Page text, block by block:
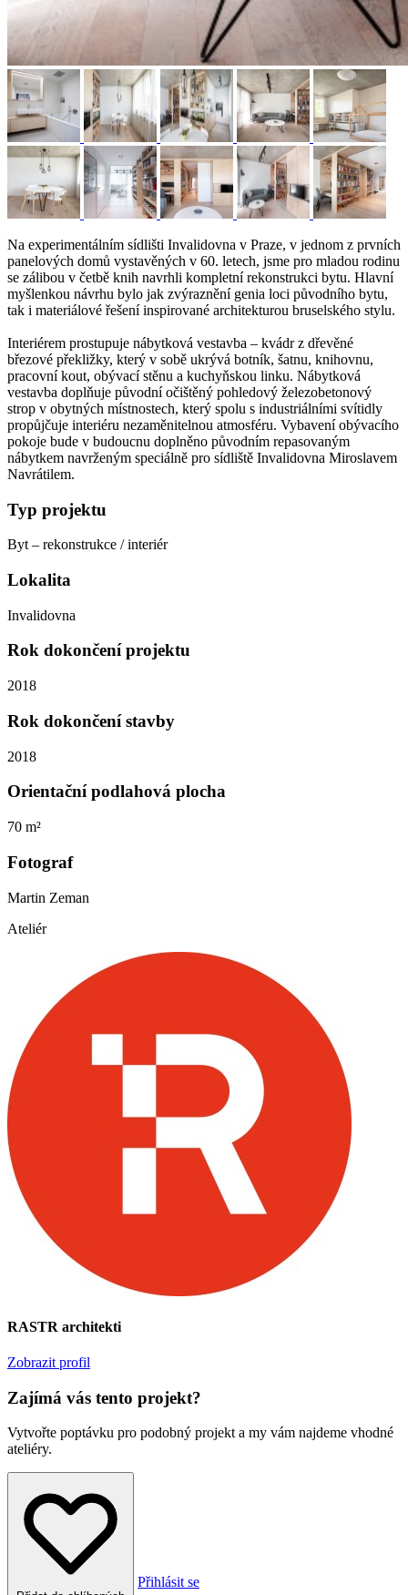
Na experimentálním sídlišti Invalidovna v Praze, v jednom z prvních
panelových domů vystavěných v 60. letech, jsme pro mladou rodinu
se zálibou v četbě knih navrhli kompletní rekonstrukci bytu. Hlavní
myšlenkou návrhu bylo jak zvýraznění genia loci původního bytu,
tak i materiálové řešení inspirované architekturou bruselského stylu.
Interiérem prostupuje nábytková vestavba – kvádr z dřevěné
březové překližky, který v sobě ukrývá botník, šatnu, knihovnu,
pracovní kout, obývací stěnu a kuchyňskou linku. Nábytková
vestavba doplňuje původní očištěný pohledový železobetonový
strop v obytných místnostech, který spolu s industriálními svítidly
propůjčuje interiéru nezaměnitelnou atmosféru. Vybavení obývacího
pokoje bude v budoucnu doplněno původním repasovaným
nábytkem navrženým speciálně pro sídliště Invalidovna Miroslavem
Navrátilem.
Typ projektu
Byt – rekonstrukce / interiér
Lokalita
Invalidovna
Rok dokončení projektu
2018
Rok dokončení stavby
2018
Orientační podlahová plocha
70 m²
Fotograf
Martin Zeman
Ateliér
RASTR architekti
Zobrazit profil
Zajímá vás tento projekt?
Vytvořte poptávku pro podobný projekt a my vám najdeme vhodné
ateliéry.
Přihlásit se